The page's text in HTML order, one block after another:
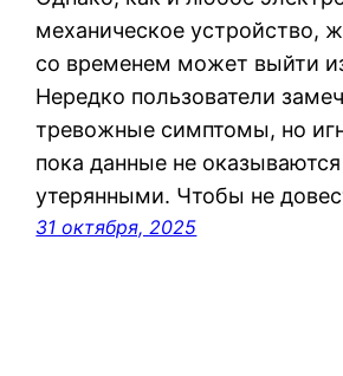
механическое устройство,
со временем может выйти
Нередко пользователи
тревожные симптомы, но
пока данные не
утерянными. Чтобы не
31 октября, 2025